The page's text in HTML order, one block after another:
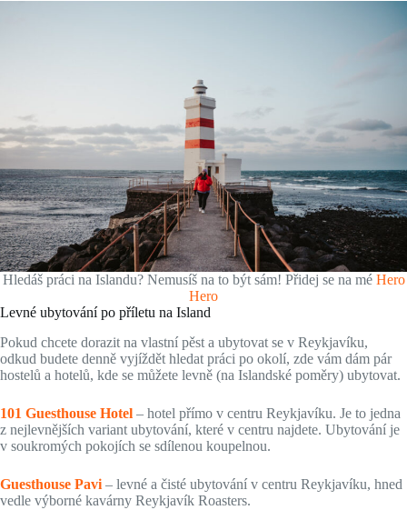
Hledáš práci na Islandu? Nemusíš na to být sám! Přidej se na mé Hero
Hero
Levné ubytování po příletu na Island
Pokud chcete dorazit na vlastní pěst a ubytovat se v Reykjavíku,
odkud budete denně vyjíždět hledat práci po okolí, zde vám dám pár
hostelů a hotelů, kde se můžete levně (na Islandské poměry) ubytovat.
101 Guesthouse Hotel – hotel přímo v centru Reykjavíku. Je to jedna
z nejlevnějších variant ubytování, které v centru najdete. Ubytování je
v soukromých pokojích se sdílenou koupelnou.
Guesthouse Pavi – levné a čisté ubytování v centru Reykjavíku, hned
vedle výborné kavárny Reykjavík Roasters.